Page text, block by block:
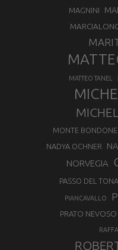
MAGNINI
MATTEO TANEL
MONTE BONDONE
NADYA OCHNER
NORVEGIA
PASSO DEL
PIANCAVALLO
PRATO NEVOSO